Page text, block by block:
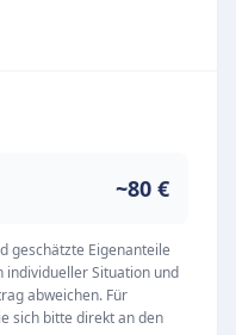
im eigenen
Das
und viel Herz
und zu
~80 €
geschätzte Eigenanteile
individueller Situation und
abweichen. Für
sich bitte direkt an den